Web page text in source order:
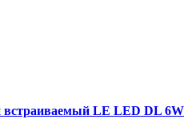
встраиваемый LE LED DL 6W